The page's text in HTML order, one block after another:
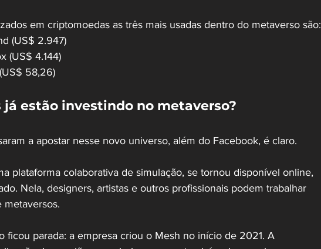
em criptomoedas as três mais usadas dentro do metaverso são:
(US$ 2.947)
(US$ 4.144)
58,26)
já estão investindo no metaverso?
a apostar nesse novo universo, além do Facebook, é claro.
plataforma colaborativa de simulação, se tornou disponível online,
Nela, designers, artistas e outros profissionais podem trabalhar
metaversos.
ficou parada: a empresa criou o Mesh no início de 2021. A